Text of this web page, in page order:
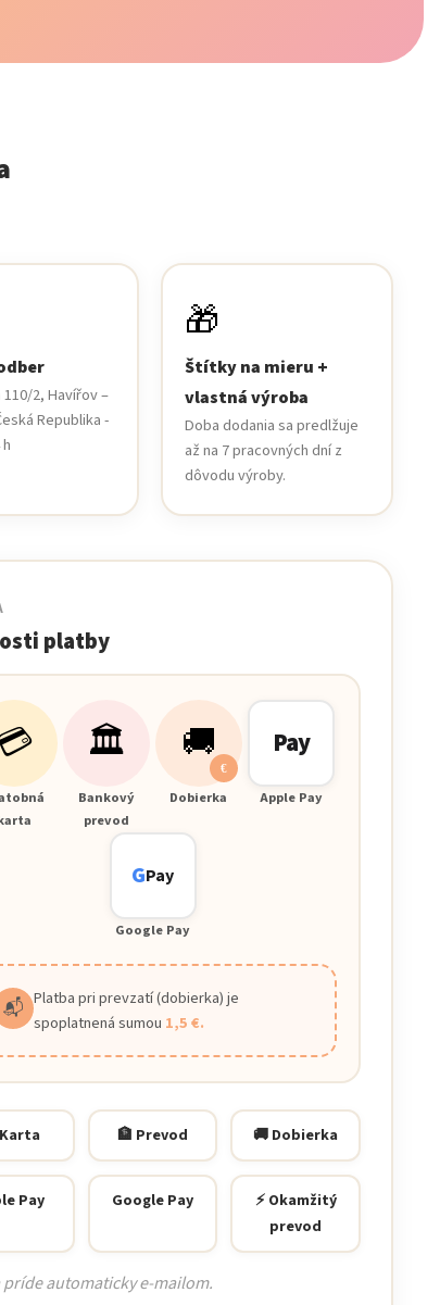
2, Havířov –
Republika -
🎁
Štítky na mieru +
vlastná výroba
Doba dodania sa predlžuje
až na 7 pracovných dní z
dôvodu výroby.
platby
🏛️
Bankový
prevod
🚚 €
Dobierka
Pay
Apple Pay
GPay
Google Pay
📬 Platba pri prevzatí (dobierka) je
spoplatnená sumou 1,5 €.
🏦 Prevod 🚚 Dobierka
Pay Google Pay
⚡ Okamžitý
prevod
príde automaticky e-mailom.